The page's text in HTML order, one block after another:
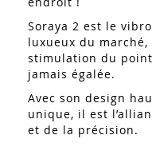
Soraya 2 est le
luxueux du
stimulation du
jamais égalée.
Avec son design
unique, il est
et de la précision.